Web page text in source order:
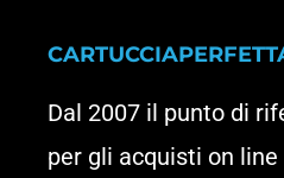
Dal 2007 il punto di
per gli acquisti on